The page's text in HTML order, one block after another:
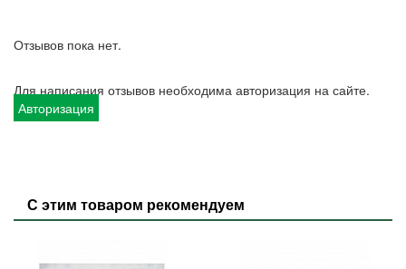
Отзывов пока нет.
Для написания отзывов необходима авторизация на сайте.
Авторизация
С этим товаром рекомендуем